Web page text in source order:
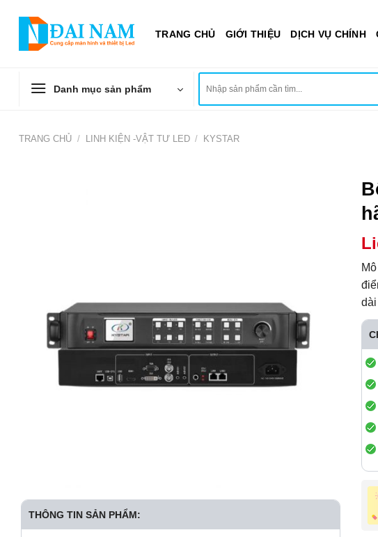
TRANG CHỦ GIỚI THIỆU DỊCH VỤ CHÍNH
Danh mục sản phẩm
kiếm:
TRANG CHỦ / LINH KIỆN -VẬT TƯ LED / KYSTAR
THÔNG TIN SẢN PHẨM: